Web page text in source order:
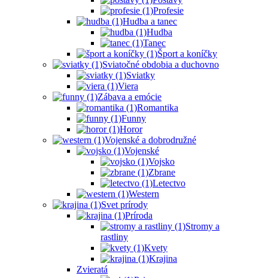
Profesie
Hudba a tanec
Hudba
Tanec
Šport a koníčky
Sviatočné obdobia a duchovno
Sviatky
Viera
Zábava a emócie
Romantika
Funny
Horor
Vojenské a dobrodružné
Vojenské
Vojsko
Zbrane
Letectvo
Western
Svet prírody
Príroda
Stromy a
rastliny
Kvety
Krajina
Zvieratá